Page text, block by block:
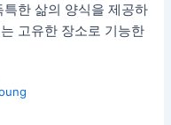
한 삶의 양식을 제공하
고유한 장소로 기능한